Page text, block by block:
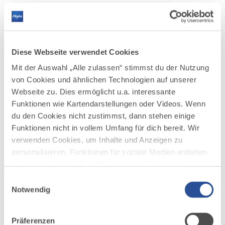
Diese Webseite verwendet Cookies
Mit der Auswahl „Alle zulassen“ stimmst du der Nutzung
von Cookies und ähnlichen Technologien auf unserer
Webseite zu. Dies ermöglicht u.a. interessante
Funktionen wie Kartendarstellungen oder Videos. Wenn
du den Cookies nicht zustimmst, dann stehen einige
Funktionen nicht in vollem Umfang für dich bereit. Wir
verwenden Cookies, um Inhalte und Anzeigen zu
personalisieren, Funktionen für soziale Medien anbieten
deiner Verwendung unserer Website an unsere Partner
Notwendig
Präferenzen
133 m
3
Schönblick - Hochleite
Schönblick - Hochleite
DISTANZ
10,8 km
DAUER
51:15 h
526 m mittel
dazu
mehr